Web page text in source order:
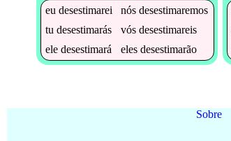
eudesestimarei nósdesestimaremos
tudesestimarás vósdesestimareis
eledesestimará elesdesestimarão
Sobre